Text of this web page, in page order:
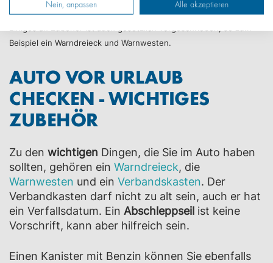
Beispiel ein Warndreieck und Warnwesten.
AUTO VOR URLAUB
CHECKEN - WICHTIGES
ZUBEHÖR
Zu den wichtigen Dingen, die Sie im Auto haben
sollten, gehören ein Warndreieck, die
Warnwesten und ein Verbandskasten. Der
Verbandkasten darf nicht zu alt sein, auch er hat
ein Verfallsdatum. Ein Abschleppseil ist keine
Vorschrift, kann aber hilfreich sein.
Einen Kanister mit Benzin können Sie ebenfalls
Nein, anpassen Alle akzeptieren